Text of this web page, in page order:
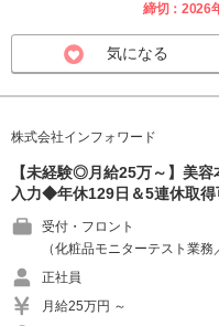
締切：2026
気になる
株式会社インフォワード
【未経験◎月給25万～】美
入力◆年休129日＆5連休取得
受付・フロント
（化粧品モニターテスト業
正社員
月給25万円 ～